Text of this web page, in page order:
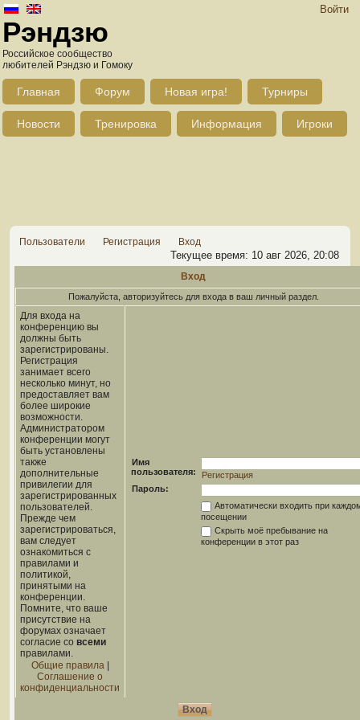
Войти
Рэндзю
Российское сообщество
любителей Рэндзю и Гомоку
Главная Форум Новая игра! Турниры
Новости Тренировка Информация Игроки
Пользователи Регистрация Вход
Текущее время: 10 авг 2026, 20:08
Вход
Пожалуйста, авторизуйтесь для входа в ваш личный раздел.
Для входа на
конференцию вы
должны быть
зарегистрированы.
Регистрация
занимает всего
несколько минут, но
предоставляет вам
более широкие
возможности.
Администратором
конференции могут
быть установлены
также
дополнительные
привилегии для
зарегистрированных
пользователей.
Прежде чем
зарегистрироваться,
вам следует
ознакомиться с
правилами и
политикой,
принятыми на
конференции.
Помните, что ваше
присутствие на
форумах означает
согласие со всеми
правилами.
Общие правила|
Соглашение о
конфиденциальности
Имя
пользователя:
Регистрация
Пароль:
Автоматически входить при
посещении
Скрыть моё пребывание на
конференции в этот раз